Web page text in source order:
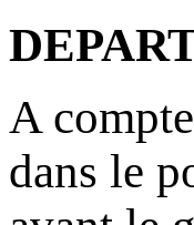
A
dans le